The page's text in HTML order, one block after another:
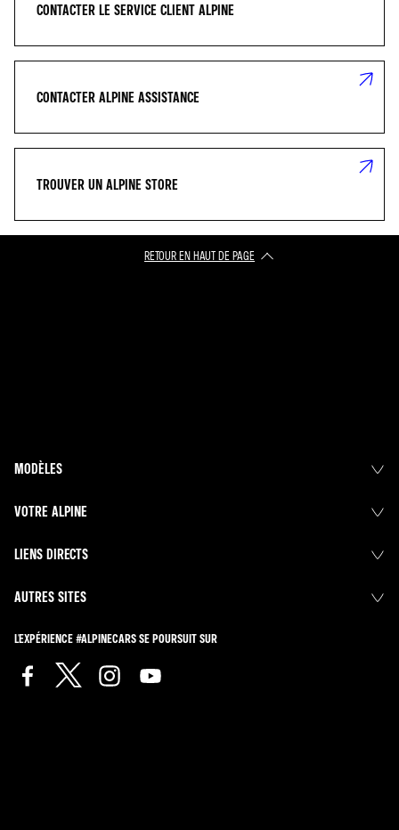
CONTACTER LE SERVICE CLIENT ALPINE
CONTACTER ALPINE ASSISTANCE
TROUVER UN ALPINE STORE
RETOUR EN HAUT DE PAGE
MODÈLES
VOTRE ALPINE
LIENS DIRECTS
AUTRES SITES
L'EXPÉRIENCE #ALPINECARS SE POURSUIT SUR